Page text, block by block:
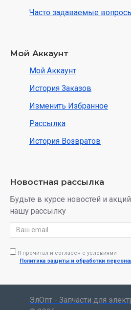
Часто задаваемые
Мой Аккаунт
Мой Аккаунт
История Заказов
Изменить Избранное
Рассылка
История Возвратов
Новостная рассылка
Будьте в курсе новостей и
нашу рассылку
Я прочитал и согласен с условиями
Политика защиты и обработки
ЭлОпт - Запчасти для